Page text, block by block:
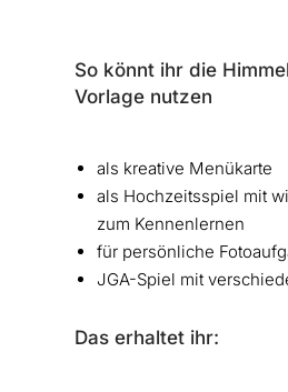
So könnt ihr die
Vorlage nutzen
als kreative Menükarte
als Hochzeitsspiel mit
zum Kennenlernen
für persönliche
JGA-Spiel mit
Das erhaltet ihr: